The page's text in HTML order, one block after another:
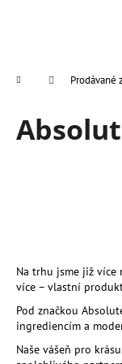
Domů Prodávané
Na trhu jsme již více
více – vlastní
Pod značkou
ingrediencím a
Naše vášeň pro